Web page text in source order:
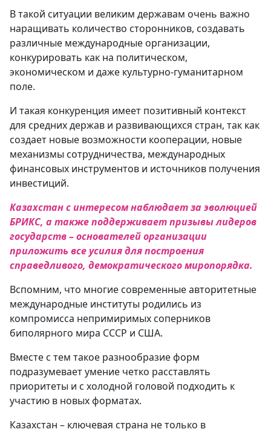
В такой ситуации великим державам очень важно
наращивать количество сторонников, создавать
различные международные организации,
конкурировать как на политическом,
экономическом и даже культурно-гуманитарном
поле.
И такая конкуренция имеет позитивный контекст
для средних держав и развивающихся стран, так как
создает новые возможности кооперации, новые
механизмы сотрудничества, международных
финансовых инструментов и источников получения
инвестиций.
Казахстан с интересом наблюдает за эволюцией
БРИКС, а также поддерживает призывы лидеров
государств – основателей организации
приложить все усилия для построения
справедливого, демократического миропорядка.
Вспомним, что многие современные авторитетные
международные институты родились из
компромисса непримиримых соперников
биполярного мира СССР и США.
Вместе с тем такое разнообразие форм
подразумевает умение четко расставлять
приоритеты и с холодной головой подходить к
участию в новых форматах.
Казахстан – ключевая страна не только в